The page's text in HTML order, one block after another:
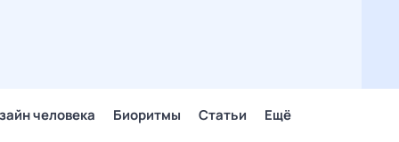
человека Биоритмы Статьи Ещё